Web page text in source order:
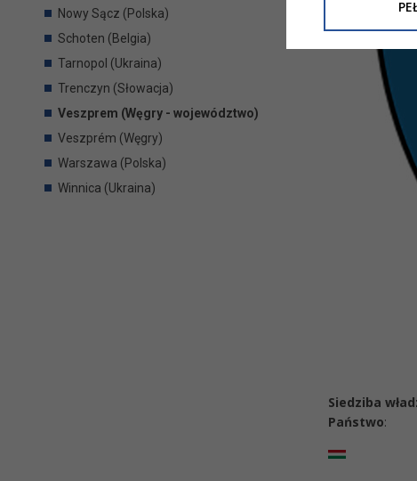
Nowy Sącz (Polska)
Schoten (Belgia)
Tarnopol (Ukraina)
Trenczyn (Słowacja)
Veszprem (Węgry - województwo)
Veszprém (Węgry)
Warszawa (Polska)
Winnica (Ukraina)
Siedziba
Państwo:
Niniejsza